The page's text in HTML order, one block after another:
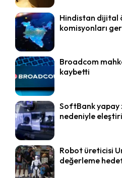
Hindistan dijital
komisyonları
Broadcom
kaybetti
SoftBank yapay
nedeniyle
Robot üreticisi
değerleme